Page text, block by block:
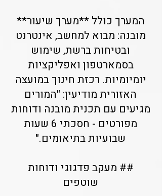
המערך כולל **מערך שיעור**
מובנה: מבוא למחשב, אינטרנט
ובטיחות ברשת, שימוש
בסמארטפון ואפליקציות
יומיומיות. רכזת חינוך במועצה
האזורית מודיעין: "המורים
מגיעים עם תכנית מובנה ודוחות
מפורטים - חסכתי 6 שעות
שבועיות בתיאומים."
## מעקב פדגוגי ודוחות
שוטפים